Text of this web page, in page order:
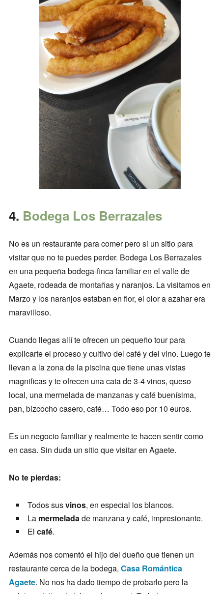
4. Bodega Los Berrazales
No es un restaurante para comer pero si un sitio para
visitar que no te puedes perder. Bodega Los Berrazales
en una pequeña bodega-finca familiar en el valle de
Agaete, rodeada de montañas y naranjos. La visitamos en
Marzo y los naranjos estaban en flor, el olor a azahar era
maravilloso.
Cuando llegas allí te ofrecen un pequeño tour para
explicarte el proceso y cultivo del café y del vino. Luego te
llevan a la zona de la piscina que tiene unas vistas
magnificas y te ofrecen una cata de 3-4 vinos, queso
local, una mermelada de manzanas y café buenísima,
pan, bizcocho casero, café… Todo eso por 10 euros.
Es un negocio familiar y realmente te hacen sentir como
en casa. Sin duda un sitio que visitar en Agaete.
No te pierdas:
Todos susvinos, en especial los blancos.
La mermeladade manzana y café, impresionante.
El café.
Además nos comentó el hijo del dueño que tienen un
restaurante cerca de la bodega, Casa Romántica
Agaete. No nos ha dado tiempo de probarlo pero la